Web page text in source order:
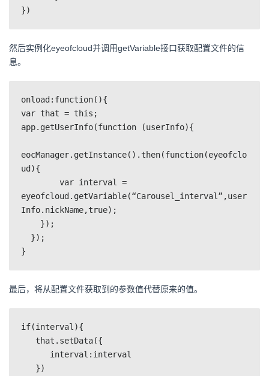
然后实例化eyeofcloud并调用getVariable接口获取配置文件的信
息。
onload:function(){
var that = this;
app.getUserInfo(function (userInfo){
eocManager.getInstance().then(function(eyeofclo
ud){
eyeofcloud.getVariable(“Carousel_interval”,user
Info.nickName,true);
最后，将从配置文件获取到的参数值代替原来的值。
if(interval){